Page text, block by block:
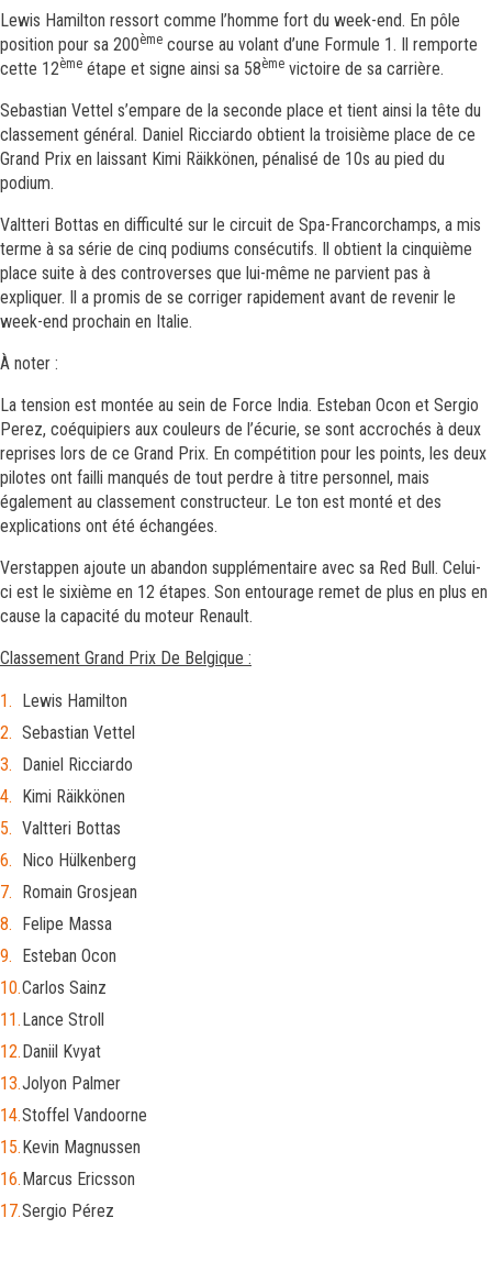
Lewis Hamilton ressort comme l’homme fort du week-end. En pôle
position pour sa 200ème course au volant d’une Formule 1. Il remporte
cette 12ème étape et signe ainsi sa 58ème victoire de sa carrière.
Sebastian Vettel s’empare de la seconde place et tient ainsi la tête du
classement général. Daniel Ricciardo obtient la troisième place de ce
Grand Prix en laissant Kimi Räikkönen, pénalisé de 10s au pied du
podium.
Valtteri Bottas en difficulté sur le circuit de Spa-Francorchamps, a mis
terme à sa série de cinq podiums consécutifs. Il obtient la cinquième
place suite à des controverses que lui-même ne parvient pas à
expliquer. Il a promis de se corriger rapidement avant de revenir le
week-end prochain en Italie.
À noter :
La tension est montée au sein de Force India. Esteban Ocon et Sergio
Perez, coéquipiers aux couleurs de l’écurie, se sont accrochés à deux
reprises lors de ce Grand Prix. En compétition pour les points, les deux
pilotes ont failli manqués de tout perdre à titre personnel, mais
également au classement constructeur. Le ton est monté et des
explications ont été échangées.
Verstappen ajoute un abandon supplémentaire avec sa Red Bull. Celui-
ci est le sixième en 12 étapes. Son entourage remet de plus en plus en
cause la capacité du moteur Renault.
Classement Grand Prix De Belgique :
Lewis Hamilton
Sebastian Vettel
Daniel Ricciardo
Kimi Räikkönen
Valtteri Bottas
Nico Hülkenberg
Romain Grosjean
Felipe Massa
Esteban Ocon
Carlos Sainz
Lance Stroll
Daniil Kvyat
Jolyon Palmer
Stoffel Vandoorne
Kevin Magnussen
Marcus Ericsson
Sergio Pérez